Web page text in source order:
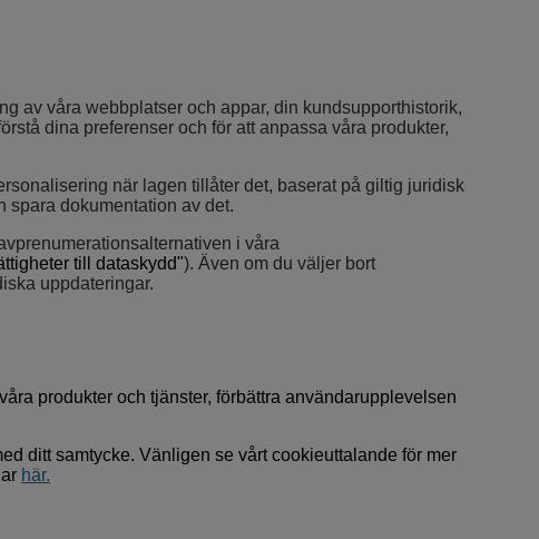
av våra webbplatser och appar, din kundsupporthistorik,
dina preferenser och för att anpassa våra produkter,
när lagen tillåter det, baserat på giltig juridisk
spara dokumentation av det.
i våra
till dataskydd"). Även om du väljer bort
uppdateringar.
produkter och tjänster, förbättra användarupplevelsen
ditt samtycke. Vänligen se vårt cookieuttalande för mer
här.